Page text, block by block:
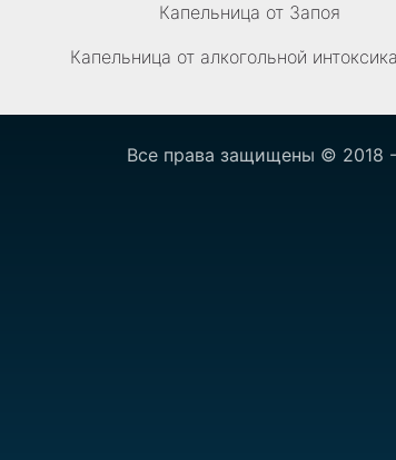
Капельница от Запоя
Капельница от алкогольной
Все права защищены © 2018